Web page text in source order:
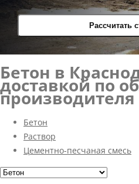
Рассчитать
Бетон в
доставкой по
производителя
Бетон
Раствор
Цементно-песчаная смесь